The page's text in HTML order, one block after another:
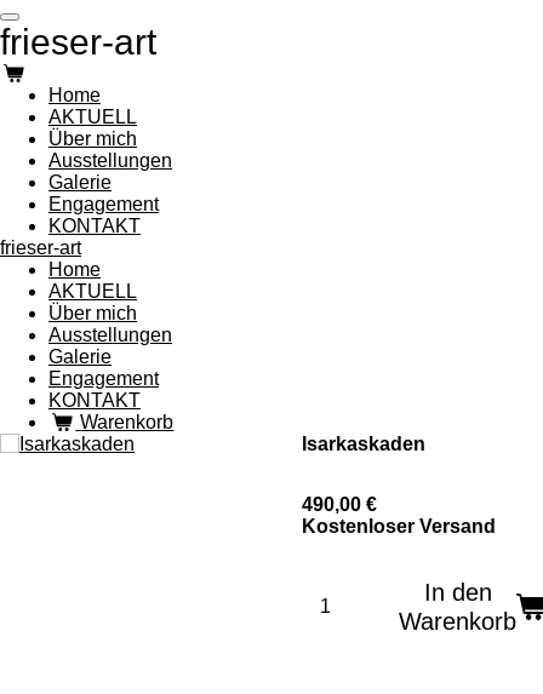
Zum
Hauptinhalt
springen
frieser-art
Home
AKTUELL
Über mich
Ausstellungen
Galerie
Engagement
KONTAKT
frieser-art
Home
AKTUELL
Über mich
Ausstellungen
Galerie
Engagement
KONTAKT
Warenkorb
Isarkaskaden
490,00 €
Kostenloser Versand
In den
Warenkorb